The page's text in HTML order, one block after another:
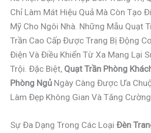
Chỉ Làm Mát Hiệu Quả Mà Còn Tạo
Mỹ Cho Ngôi Nhà. Những Mẫu Quạt
Trần Cao Cấp Được Trang Bị Động
Điện Và Điều Khiển Từ Xa Mang Lại
Trội. Đặc Biệt, Quạt Trần Phòng
Phòng Ngủ Ngày Càng Được Ưa
Làm Đẹp Không Gian Và Tăng
Sự Đa Dạng Trong Các Loại Đèn